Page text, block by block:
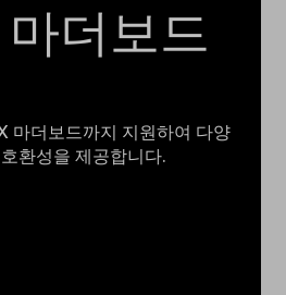
더보드
마더보드까지 지원하여 다양
환성을 제공합니다.